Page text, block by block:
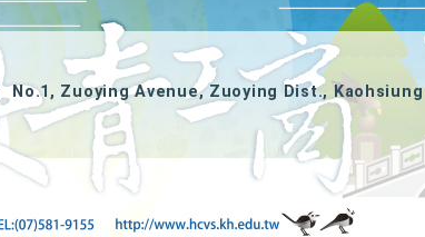
No.1, Zuoying Avenue, Zuoying Dist., Kaohsiung